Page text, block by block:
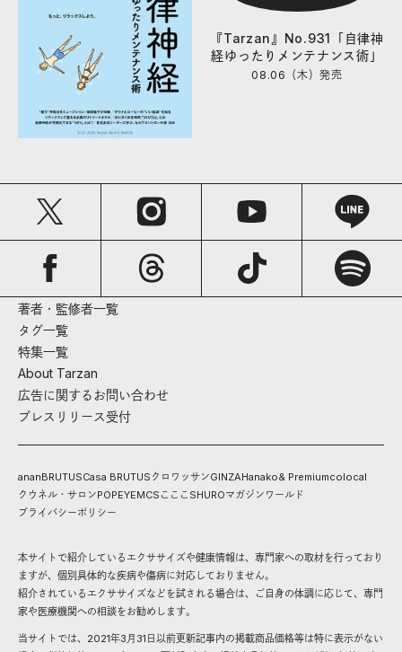
『Tarzan』No.931「自律神
経ゆったりメンテナンス術」
08.06（木）発売
著者・監修者一覧
タグ一覧
特集一覧
About Tarzan
広告に関するお問い合わせ
プレスリリース受付
ananBRUTUSCasa BRUTUS クロワッサンGINZAHanako& Premiumcolocal
クウネル・サロンPOPEYEMCS こここ SHUROマガジンワールド
プライバシーポリシー
本サイトで紹介しているエクササイズや健康情報は、専門家への取材を行っており
ますが、個別具体的な疾病や傷病に対応しておりません。
紹介されているエクササイズなどを試される場合は、ご自身の体調に応じて、専門
家や医療機関への相談をお勧めします。
当サイトでは、2021年3月31日以前更新記事内の掲載商品価格等は特に表示がない